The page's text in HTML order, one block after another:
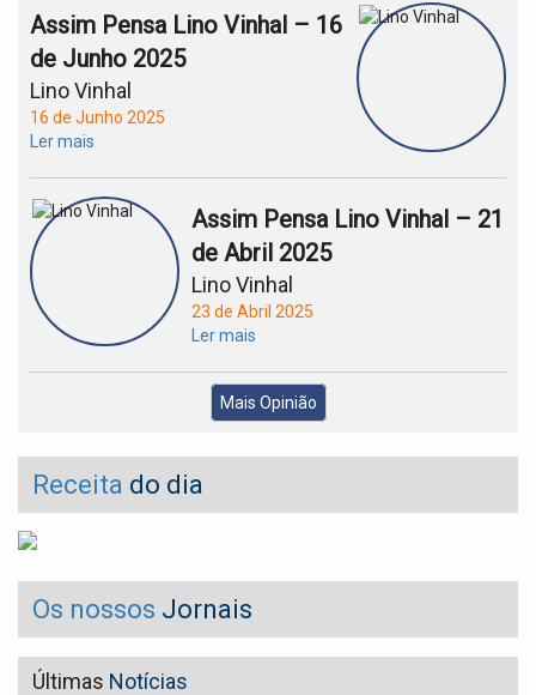
Assim Pensa Lino Vinhal – 16
de Junho 2025
Lino Vinhal
16 de Junho 2025
Ler mais
Assim Pensa Lino Vinhal – 21
de Abril 2025
Lino Vinhal
23 de Abril 2025
Ler mais
Mais Opinião
Receita do dia
Os nossos Jornais
Últimas Notícias